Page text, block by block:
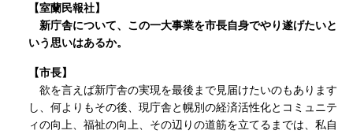
【室蘭民報社】
新庁舎について、この一大事業を市長自身でやり遂げたいと
いう思いはあるか。
【市長】
欲を言えば新庁舎の実現を最後まで見届けたいのもあります
し、何よりもその後、現庁舎と幌別の経済活性化とコミュニテ
ィの向上、福祉の向上、その辺りの道筋を立てるまでは、私自